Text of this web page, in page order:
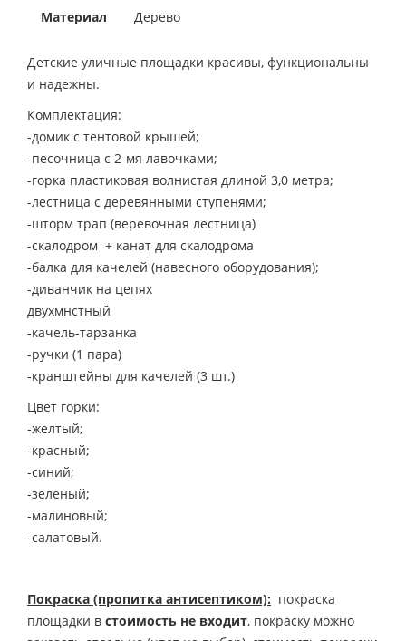
Материал
Дерево
Детские уличные площадки красивы, функциональны
и надежны.
Комплектация:
-домик с тентовой крышей;
-песочница с 2-мя лавочками;
-горка пластиковая волнистая длиной 3,0 метра;
-лестница с деревянными ступенями;
-шторм трап (веревочная лестница)
-скалодром + канат для скалодрома
-балка для качелей (навесного оборудования);
-диванчик на цепях
-качель-тарзанка
-ручки (1 пара)
-кранштейны для качелей (3 шт.)
Цвет горки:
-желтый;
-красный;
-синий;
-зеленый;
-малиновый;
-салатовый.
Покраска (пропитка антисептиком): покраска
площадки в стоимость не входит, покраску можно